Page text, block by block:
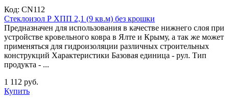
Код: CN112
Стеклоизол Р ХПП 2,1 (9 кв.м) без крошки
Предназначен для использования в качестве нижнего слоя при
устройстве кровельного ковра в Ялте и Крыму, а так же может
применяться для гидроизоляции различных строительных
конструкций Характеристики Базовая единица - рул. Тип
продукта - ...
1 112 руб.
Купить